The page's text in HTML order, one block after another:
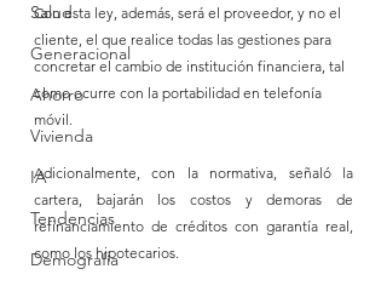
Salud
Generacional
Ahorro
Vivienda
IA
Tendencias
Demografía
Con esta ley, además, será el proveedor, y no el
cliente, el que realice todas las gestiones para
concretar el cambio de institución financiera, tal
como ocurre con la portabilidad en telefonía
móvil.
Adicionalmente, con la normativa, señaló la
cartera, bajarán los costos y demoras de
refinanciamiento de créditos con garantía real,
como los hipotecarios.